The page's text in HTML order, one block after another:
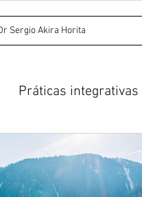
Sergio Akira Horita
Práticas integrativas